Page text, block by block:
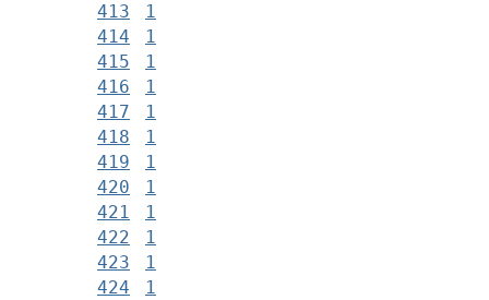
413
1
414
1
415
1
416
1
417
1
418
1
419
1
420
1
421
1
422
1
423
1
424
1